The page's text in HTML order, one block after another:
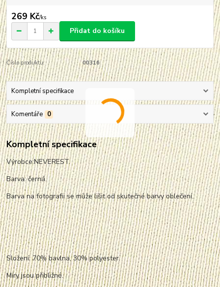
269 Kč/ks
Přidat do košíku
Číslo produktu: 00316
Kompletní specifikace
Komentáře 0
Kompletní specifikace
Výrobce:NEVEREST.
Barva: černá.
Barva na fotografii se může lišit od skutečné barvy oblečení.
Složení: 70% bavlna, 30% polyester.
Míry jsou přibližné.